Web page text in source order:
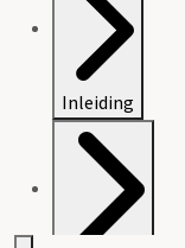
Inleiding